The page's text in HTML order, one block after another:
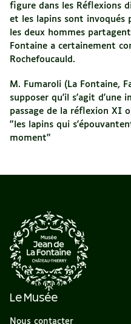
figure dans les Réflexions
et les lapins sont
les deux hommes
Fontaine a certainement
Rochefoucauld.
M. Fumaroli (La Fontaine,
supposer qu'il s'agit d'une
passage de la réflexion XI
"les lapins qui
moment"
Le Musée
Nous contacter